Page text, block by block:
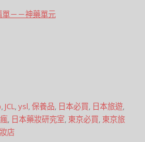
單－－神藥單元
, JCL,ysl,保養品, 日本必買, 日本旅遊,
, 日本藥妝研究室, 東京必買, 東京旅
店